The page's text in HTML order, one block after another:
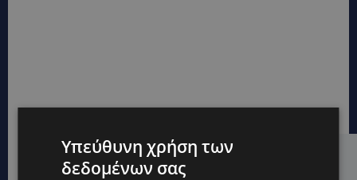
Hot this week
Υπεύθυνη χρήση των
δεδομένων σας